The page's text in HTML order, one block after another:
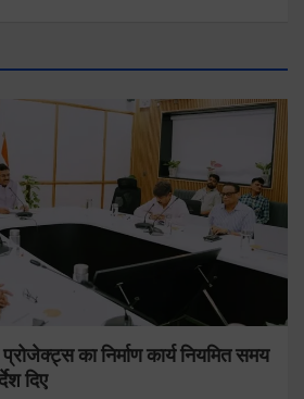
का निर्माण कार्य नियमित समय
दिए